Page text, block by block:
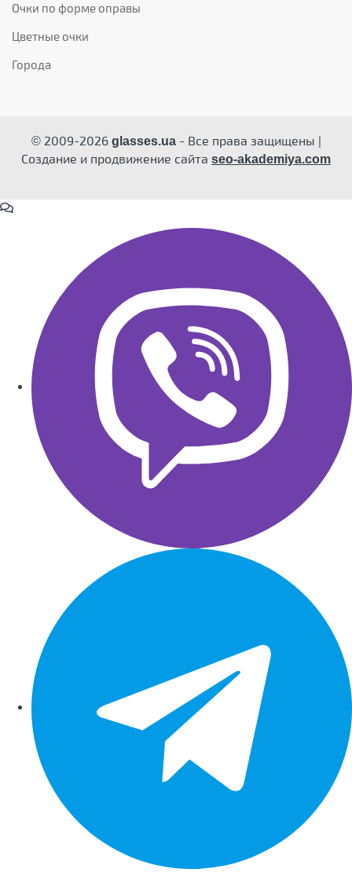
Очки по форме оправы
Цветные очки
Города
© 2009-2026glasses.ua- Все права защищены |
Создание и продвижение сайта seo-akademiya.com